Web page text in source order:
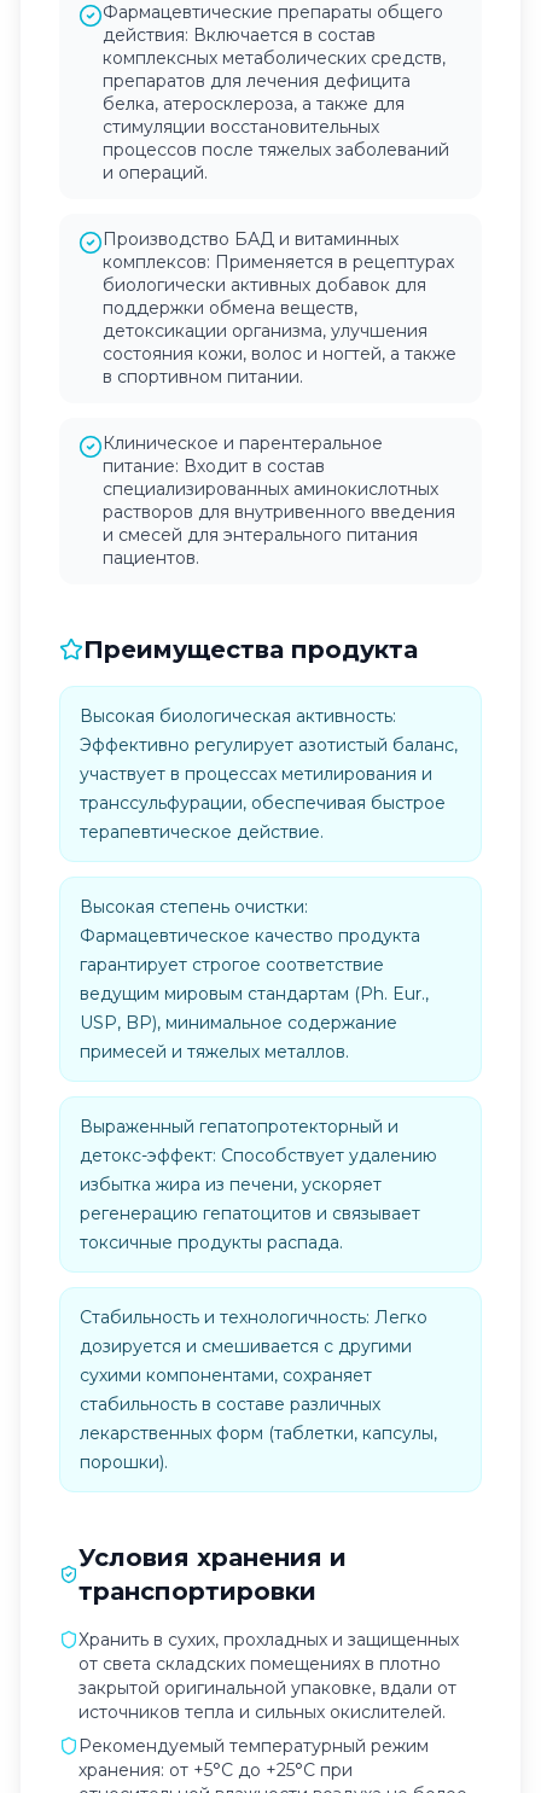
Фармацевтические препараты общего
действия: Включается в состав
комплексных метаболических средств,
препаратов для лечения дефицита
белка, атеросклероза, а также для
стимуляции восстановительных
процессов после тяжелых заболеваний
и операций.
Производство БАД и витаминных
комплексов: Применяется в рецептурах
биологически активных добавок для
поддержки обмена веществ,
детоксикации организма, улучшения
состояния кожи, волос и ногтей, а также
в спортивном питании.
Клиническое и парентеральное
питание: Входит в состав
специализированных аминокислотных
растворов для внутривенного введения
и смесей для энтерального питания
пациентов.
Преимущества продукта
Высокая биологическая активность:
Эффективно регулирует азотистый баланс,
участвует в процессах метилирования и
транссульфурации, обеспечивая быстрое
терапевтическое действие.
Высокая степень очистки:
Фармацевтическое качество продукта
гарантирует строгое соответствие
ведущим мировым стандартам (Ph. Eur.,
USP, BP), минимальное содержание
примесей и тяжелых металлов.
Выраженный гепатопротекторный и
детокс-эффект: Способствует удалению
избытка жира из печени, ускоряет
регенерацию гепатоцитов и связывает
токсичные продукты распада.
Стабильность и технологичность: Легко
дозируется и смешивается с другими
сухими компонентами, сохраняет
стабильность в составе различных
лекарственных форм (таблетки, капсулы,
порошки).
Условия хранения и
транспортировки
Хранить в сухих, прохладных и защищенных
от света складских помещениях в плотно
закрытой оригинальной упаковке, вдали от
источников тепла и сильных окислителей.
Рекомендуемый температурный режим
хранения: от +5°C до +25°C при